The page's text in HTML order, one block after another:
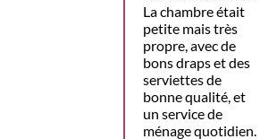
La chambre était
petite mais très
propre, avec de
bons draps et des
serviettes de
bonne qualité, et
un service de
ménage quotidien.